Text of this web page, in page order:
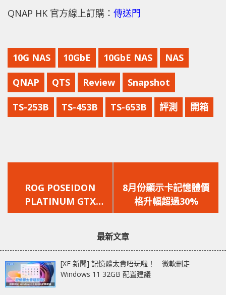
QNAP HK 官方線上訂購： 傳送門
10G NAS 10GbE 10GbE NAS NAS
QNAP QTS Review Snapshot
TS-253B TS-453B TS-653B 評測 開箱
一
篇
文
ROG POSEIDON
PLATINUM GTX
1080TI O11G
一
篇
文
8月份顯示卡記憶體價
格升幅超過30%
最新文章
[XF 新聞] 記憶體太貴唔玩啦！ 微軟刪走
Windows 11 32GB 配置建議